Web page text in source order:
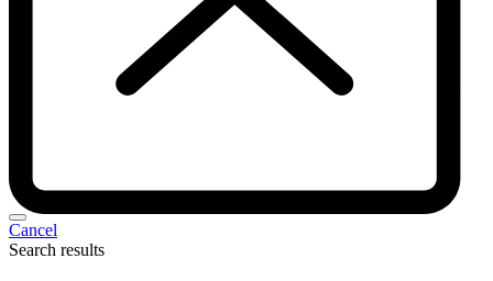
Cancel
Search results